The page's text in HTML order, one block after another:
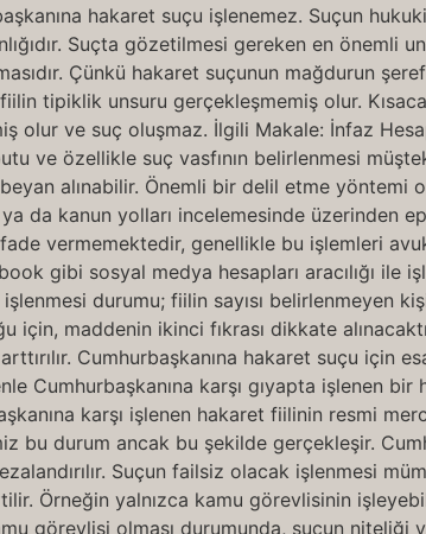
hakaret suçu işlenemez. Suçun
Suçta gözetilmesi gereken en
Çünkü hakaret suçunun mağdurun
tipiklik unsuru gerçekleşmemiş olur.
olur ve suç oluşmaz. İlgili Makale: İnfaz
ve özellikle suç vasfının belirlenmesi
alınabilir. Önemli bir delil etme yöntemi
da kanun yolları incelemesinde üzerinden
vermemektedir, genellikle bu işlemleri
gibi sosyal medya hesapları aracılığı
durumu; fiilin sayısı belirlenmeyen
için, maddenin ikinci fıkrası dikkate
Cumhurbaşkanına hakaret suçu için
Cumhurbaşkanına karşı gıyapta işlenen
karşı işlenen hakaret fiilinin resmi
bu durum ancak bu şekilde gerçekleşir.
Suçun failsiz olacak işlenmesi
Örneğin yalnızca kamu görevlisinin
görevlisi olması durumunda, suçun niteliği